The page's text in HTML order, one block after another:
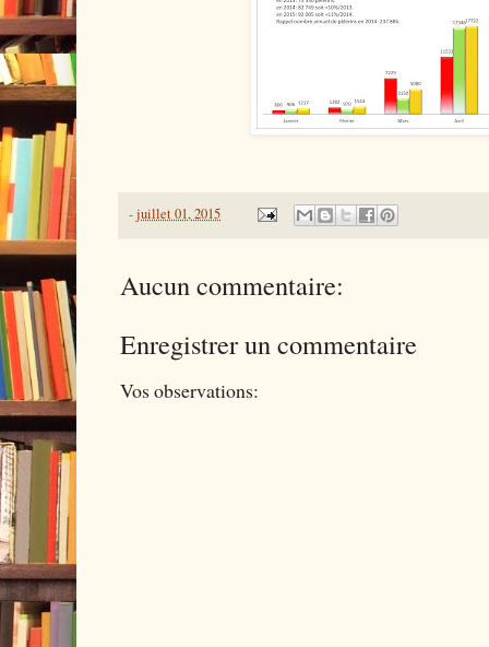
-juillet 01, 2015
Aucun commentaire:
Enregistrer un commentaire
Vos observations: